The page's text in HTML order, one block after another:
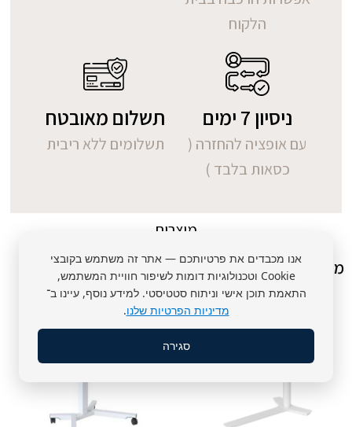
אנו מכבדים את פרטיותכם — אתר זה משתמש בקובצי
Cookie וטכנולוגיות דומות לשיפור חוויית המשתמש,
התאמת תוכן אישי וניתוח סטטיסטי. למידע נוסף, עיינו ב־
מדיניות הפרטיות שלנו.
סגירה
הלקוח
ניסיון 7 ימים
עם אופציה להחזרה (
כסאות בלבד )
תשלום מאובטח
תשלומים ללא ריבית
מוצרים
מוצרים קשורים